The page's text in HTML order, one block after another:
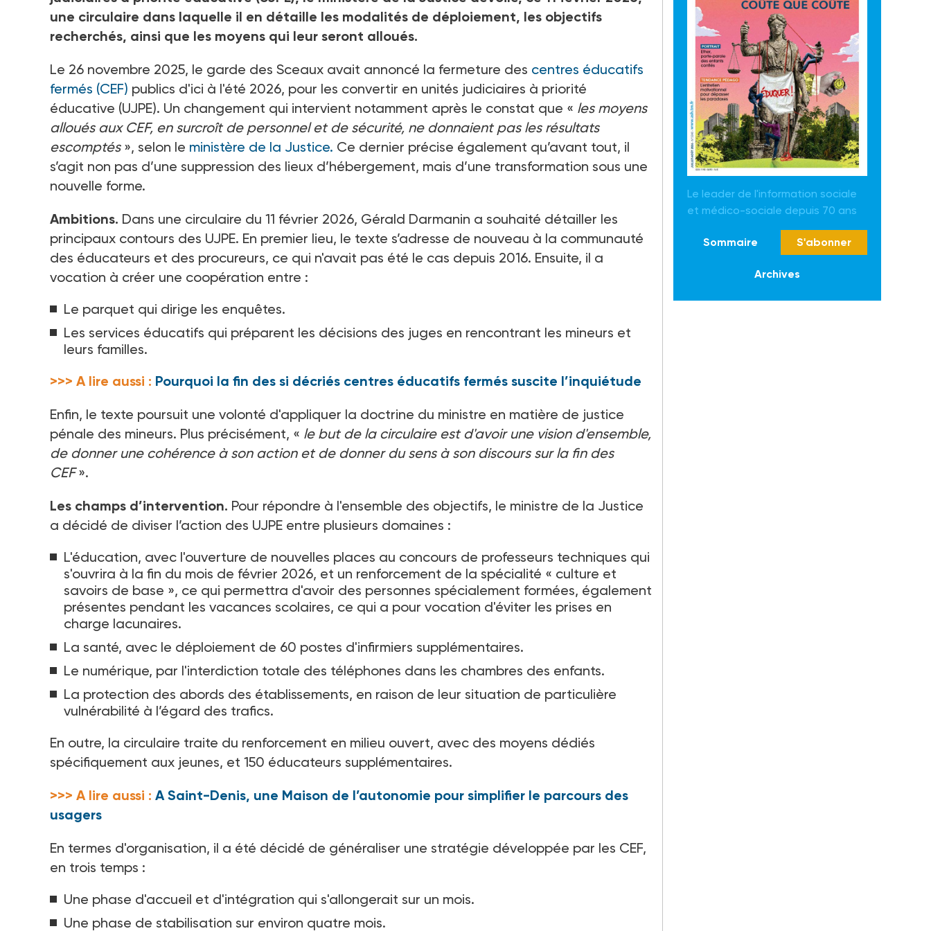
une circulaire dans laquelle il en détaille les modalités de déploiement, les objectifs
recherchés, ainsi que les moyens qui leur seront alloués.
Le 26 novembre 2025, le garde des Sceaux avait annoncé la fermeture des centres éducatifs
fermés (CEF) publics d'ici à l'été 2026, pour les convertir en unités judiciaires à priorité
éducative (UJPE). Un changement qui intervient notamment après le constat que « les moyens
alloués aux CEF, en surcroît de personnel et de sécurité, ne donnaient pas les résultats
escomptés », selon le ministère de la Justice. Ce dernier précise également qu’avant tout, il
s’agit non pas d’une suppression des lieux d’hébergement, mais d’une transformation sous une
nouvelle forme.
Ambitions. Dans une circulaire du 11 février 2026, Gérald Darmanin a souhaité détailler les
principaux contours des UJPE. En premier lieu, le texte s’adresse de nouveau à la communauté
des éducateurs et des procureurs, ce qui n'avait pas été le cas depuis 2016. Ensuite, il a
vocation à créer une coopération entre :
Le parquet qui dirige les enquêtes.
Les services éducatifs qui préparent les décisions des juges en rencontrant les mineurs et
leurs familles.
>>> A lire aussi : Pourquoi la fin des si décriés centres éducatifs fermés suscite l’inquiétude
Enfin, le texte poursuit une volonté d'appliquer la doctrine du ministre en matière de justice
pénale des mineurs. Plus précisément, « le but de la circulaire est d'avoir une vision d'ensemble,
de donner une cohérence à son action et de donner du sens à son discours sur la fin des
CEF ».
Les champs d’intervention. Pour répondre à l'ensemble des objectifs, le ministre de la Justice
a décidé de diviser l’action des UJPE entre plusieurs domaines :
L'éducation, avec l'ouverture de nouvelles places au concours de professeurs techniques qui
s'ouvrira à la fin du mois de février 2026, et un renforcement de la spécialité « culture et
savoirs de base », ce qui permettra d'avoir des personnes spécialement formées, également
présentes pendant les vacances scolaires, ce qui a pour vocation d'éviter les prises en
charge lacunaires.
La santé, avec le déploiement de 60 postes d'infirmiers supplémentaires.
Le numérique, par l'interdiction totale des téléphones dans les chambres des enfants.
La protection des abords des établissements, en raison de leur situation de particulière
vulnérabilité à l’égard des trafics.
En outre, la circulaire traite du renforcement en milieu ouvert, avec des moyens dédiés
spécifiquement aux jeunes, et 150 éducateurs supplémentaires.
>>> A lire aussi : A Saint-Denis, une Maison de l’autonomie pour simplifier le parcours des
usagers
En termes d'organisation, il a été décidé de généraliser une stratégie développée par les CEF,
en trois temps :
Une phase d'accueil et d'intégration qui s'allongerait sur un mois.
Une phase de stabilisation sur environ quatre mois.
Le leader de l'information sociale
et médico-sociale depuis 70 ans
Sommaire S'abonner
Archives